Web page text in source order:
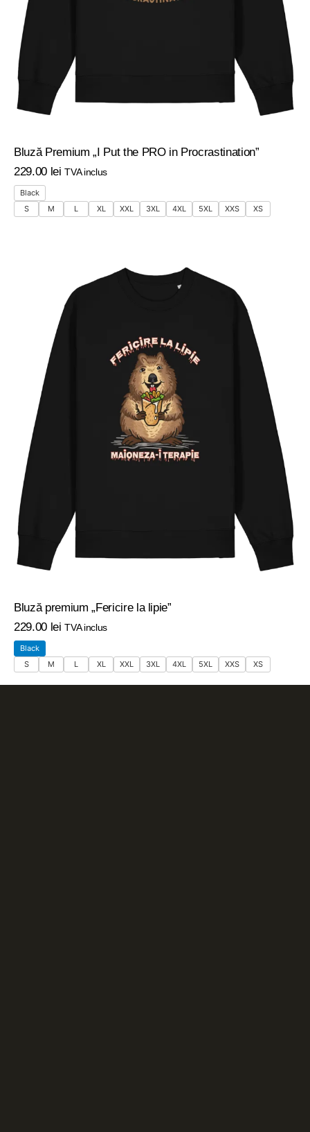
Bluză Premium „I Put the PRO in Procrastination”
229.00 lei TVA inclus
Black
S
M L XL XXL 3XL 4XL 5XL XXS XS
Bluză premium „Fericire la lipie”
229.00 lei TVA inclus
Black
S
M L XL XXL 3XL 4XL 5XL XXS XS